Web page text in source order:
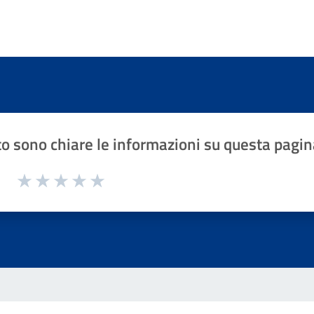
sono chiare le informazioni su questa
1 a 5 stelle la pagina